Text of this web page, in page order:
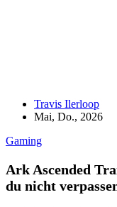
Travis Ilerloop
Mai, Do., 2026
Gaming
Ark Ascended
du nicht